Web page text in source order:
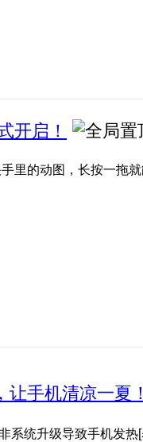
开启！
让手机清凉一夏！